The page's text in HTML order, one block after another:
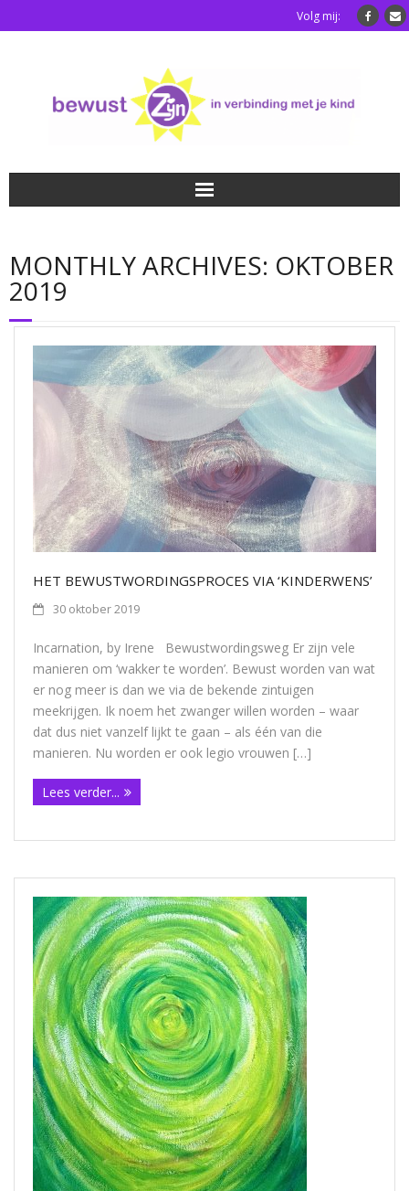
Volg mij:
Luisterkindafstemming
Contact
MONTHLY ARCHIVES: OKTOBER
2019
HET BEWUSTWORDINGSPROCES VIA ‘KINDERWENS’
30 oktober 2019
Incarnation, by Irene Bewustwordingsweg Er zijn vele
manieren om ‘wakker te worden’. Bewust worden van wat
er nog meer is dan we via de bekende zintuigen
meekrijgen. Ik noem het zwanger willen worden – waar
dat dus niet vanzelf lijkt te gaan – als één van die
manieren. Nu worden er ook legio vrouwen […]
Lees verder...